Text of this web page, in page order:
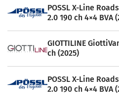
POSSL X-Line
2.0 190 ch 4×4 BVA
GIOTTILINE
ch (2025)
POSSL X-Line
2.0 190 ch 4×4 BVA